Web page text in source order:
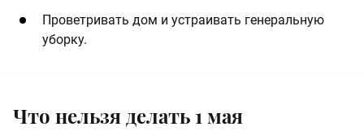
Проветривать дом и устраивать генеральную
уборку.
Что нельзя делать 1 мая